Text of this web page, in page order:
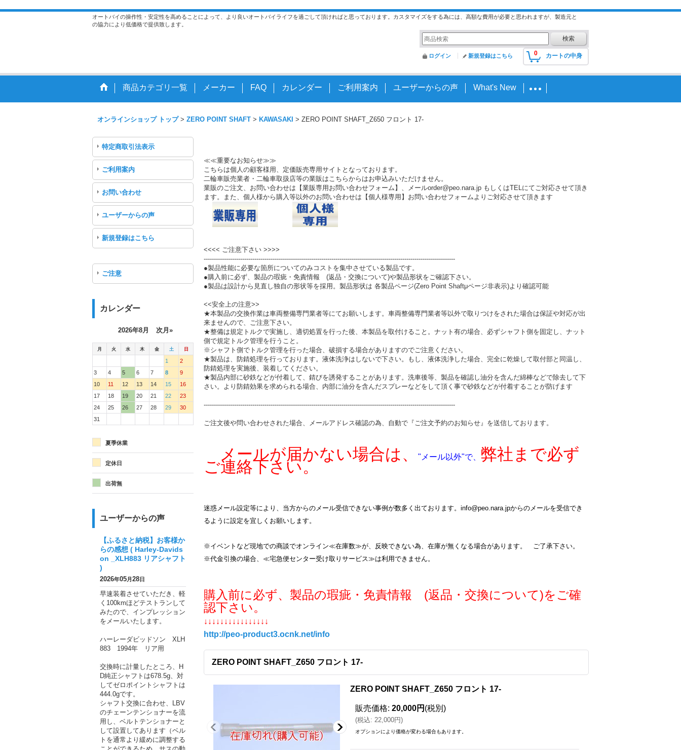
オートバイの操作性・安定性を高めることによって、より良いオートバイライフを過ごして頂ければと思っております。カスタマイズをする為には、高額な費用が必要と思われますが、製造元と
の協力により低価格で提供致します。
0 カートの中身
ログイン 新規登録はこちら
商品カテゴリ一覧 メーカー FAQ カレンダー ご利用案内 ユーザーからの声 What's New
オンラインショップ トップ > ZERO POINT SHAFT > KAWASAKI > ZERO POINT SHAFT_Z650 フロント 17-
特定商取引法表示
ご利用案内
お問い合わせ
ユーザーからの声
新規登録はこちら
ご注意
カレンダー
2026年8月 次月»
月 火 水 木 金 土 日
1
2
3
4 5 6 7 8
9
10
11 12 13 14 15
16
17
18 19 20 21 22
23
24
25 26 27 28 29
30
31
夏季休業
定休日
出荷無
ユーザーからの声
【ふるさと納税】お客様か
らの感想 ( Harley-Davids
on _XLH883 リアシャフト
)
2026年05月28日
早速装着させていただき、軽
く100kmほどテストランして
みたので、インプレッション
をメールいたします。
ハーレーダビッドソン XLH
883 1994年 リア用
交換時に計量したところ、H
D純正シャフトは678.5g、対
してゼロポイントシャフトは
444.0gです。
シャフト交換に合わせ、LBV
のチェーンテンショナーを流
用し、ベルトテンショナーと
して設置してあります（ベル
トを通常より緩めに調整する
≪≪重要なお知らせ≫≫
こちらは個人の顧客様用、定価販売専用サイトとなっております。
二輪車販売業者・二輪車取扱店等の業販はこちらからはお申込みいただけません。
業販のご注文、お問い合わせは【業販専用お問い合わせフォーム】、メールorder@peo.nara.jp もしくはTELにてご対応させて頂き
ます。また、個人様から購入等以外のお問い合わせは【個人様専用】お問い合わせフォームよりご対応させて頂きます
<<<< ご注意下さい >>>>
----------------------------------------------------------------------------------------------------------------------------
●製品性能に必要な箇所についてのみコストを集中させている製品です。
●購入前に必ず、製品の瑕疵・免責情報 (返品・交換について)や製品形状をご確認下さい。
●製品は設計から見直し独自の形状等を採用。製品形状は 各製品ページ(Zero Point Shaftμページ非表示)より確認可能
<<安全上の注意>>
★本製品の交換作業は車両整備専門業者等にてお願いします。車両整備専門業者等以外で取りつけをされた場合は保証や対応が出
来ませんので、ご注意下さい。
★整備は規定トルクで実施し、適切処置を行った後、本製品を取付けること。ナット有の場合、必ずシャフト側を固定し、ナット
側で規定トルク管理を行うこと。
※シャフト側でトルク管理を行った場合、破損する場合がありますのでご注意ください。
★製品は、防錆処理を行っております。液体洗浄はしないで下さい。もし、液体洗浄した場合、完全に乾燥して取付部と同温し、
防錆処理を実施後、装着してください。
★製品内部に砂鉄などが付着して、錆びを誘発することがあります。洗車後等、製品を確認し油分を含んだ綿棒などで除去して下
さい。より防錆効果を求められる場合、内部に油分を含んだスプレーなどをして頂く事で砂鉄などが付着することが防げます
----------------------------------------------------------------------------------------------------------------------------
ご注文後や問い合わせされた場合、メールアドレス確認の為、自動で『ご注文予約のお知らせ』を送信しております。
メールが届かない場合は、 "メール以外"で、 弊社まで必ず
ご連絡下さい。
迷惑メール設定等により、当方からのメール受信できない事例が数多く出ております。info@peo.nara.jpからのメールを受信でき
るように設定を宜しくお願いします。
※イベントなど現地での商談でオンライン≪在庫数≫が、反映できない為、在庫が無くなる場合があります。 ご了承下さい。
※代金引換の場合、≪宅急便センター受け取りサービス≫は利用できません。
購入前に必ず、製品の瑕疵・免責情報 (返品・交換について)をご確
認下さい。
↓↓↓↓↓↓↓↓↓↓↓↓↓↓↓↓
http://peo-product3.ocnk.net/info
ZERO POINT SHAFT_Z650 フロント 17-
ZERO POINT SHAFT_Z650 フロント 17-
販売価格: 20,000円 (税別)
(税込: 22,000円)
オプションにより価格が変わる場合もあります。